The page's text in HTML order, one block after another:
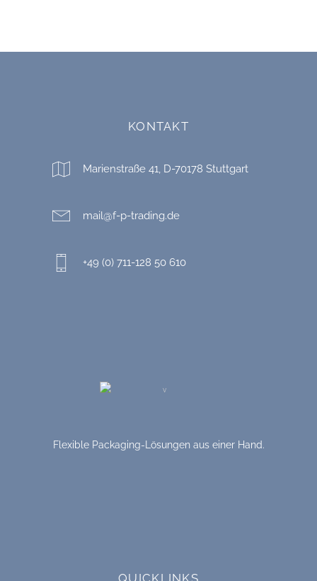
KONTAKT
Marienstraße 41, D-70178 Stuttgart
mail@f-p-trading.de
+49 (0) 711-128 50 610
Flexible Packaging-Lösungen aus einer Hand.